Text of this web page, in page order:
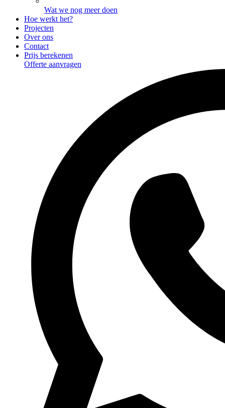
Wat we nog meer doen
Hoe werkt het?
Projecten
Over ons
Contact
Prijs berekenen
Offerte aanvragen